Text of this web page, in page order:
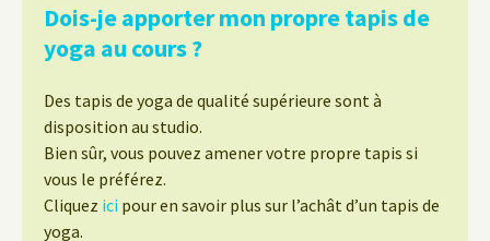
Dois-je apporter mon propre tapis de
yoga au cours ?
Des tapis de yoga de qualité supérieure sont à
disposition au studio.
Bien sûr, vous pouvez amener votre propre tapis si
vous le préférez.
Cliquez ici pour en savoir plus sur l’achât d’un tapis de
yoga.